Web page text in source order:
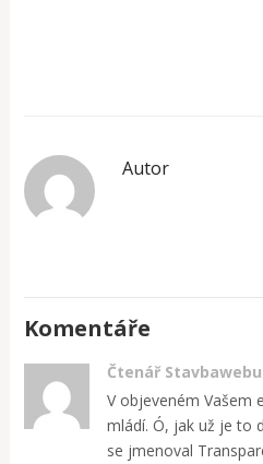
Autor
Komentáře
Čtenář Stavbawebu
V objeveném Vašem
mládí. Ó, jak už je to
se jmenoval